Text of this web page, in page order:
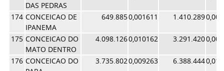
DAS PEDRAS
174 CONCEICAO DE
IPANEMA
649.8850,001611 1.410.289
175 CONCEICAO DO
MATO DENTRO
4.098.1260,010162 3.291.420
176 CONCEICAO DO
3.735.8020,009263 6.388.444